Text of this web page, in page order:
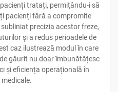
tratați, permițându-i să
pacienți fără a compromite
precizia acestor freze,
și a redus perioadele de
caz ilustrează modul în care
găurit nu doar îmbunătățesc
și eficiența operațională în